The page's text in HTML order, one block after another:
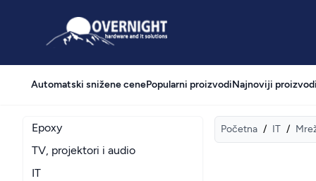
Overnight
Automatski snižene cenePopularni proizvodiNajnoviji
Epoxy
TV, projektori i audio
IT
Početna / IT /